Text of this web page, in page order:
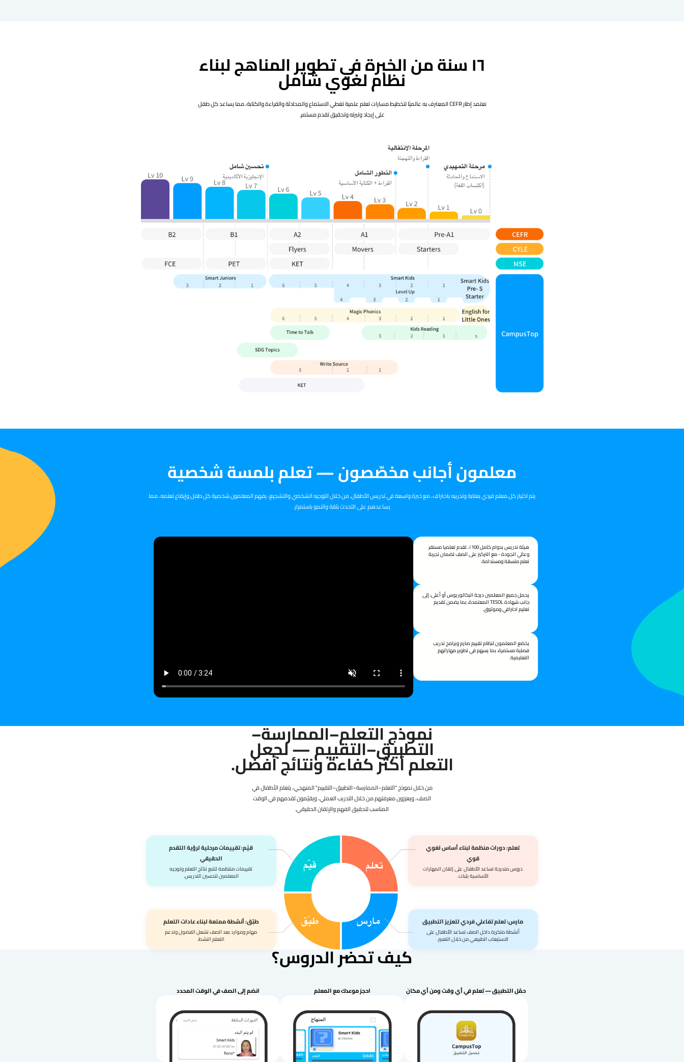
١٦ سنة من الخبرة في تطوير المناهج لبناء
نظام لغوي شامل
نعتمد إطار CEFR المعترف به عالميًا لتخطيط مسارات تعلم علمية تغطي الاستماع والمحادثة والقراءة والكتابة، مما يساعد كل طفل
على إيجاد وتيرته وتحقيق تقدم مستمر.
معلمون أجانب مخصّصون — تعلم بلمسة شخصية
يتم اختيار كل معلم فردي بعناية وتدريبه باحتراف، مع خبرة واسعة في تدريس الأطفال. من خلال التوجيه الشخصي والتشجيع، يفهم المعلمون شخصية كل طفل وإيقاع تعلمه، مما
يساعدهم على التحدث بثقة والنمو باستمرار.
هيئة تدريس بدوام كامل 100٪، تقدم تعلميا مستقر
وعالي الجودة - مع التركيز على الصف لضمان تجربة
تعلم متسقة ومستدامة.
يحمل جميع المعلمين درجة البكالوريوس أو أعلى، إلى
جانب شهادة TESOL المعتمدة، بما يضمن تقديم
تعليم احترافي وموثوق.
يخضع المعلمون لنظام تقييم صارم وبرامج تدريب
فصلية مستمرة، بما يسهم في تطوير مهاراتهم
التعليمية.
نموذج التعلم–الممارسة–
التطبيق–التقييم — لجعل
التعلم أكثر كفاءة ونتائج أفضل.
من خلال نموذج "التعلم–الممارسة–التطبيق–التقييم" المنهجي، يتعلم الأطفال في
الصف، ويعززون معرفتهم من خلال التدريب العملي، ويقيّمون تقدمهم في الوقت
المناسب لتحقيق الفهم والإتقان الحقيقي.
تعلم: دورات منظمة لبناء أساس لغوي
قوي
دروس متدرجة تساعد الأطفال على إتقان المهارات
الأساسية بثبات.
قيّم: تقييمات مرحلية لرؤية التقدم
الحقيقي
تقييمات منتظمة لتتبع نتائج التعلم وتوجيه
المعلمين لتحسين التدريس.
مارس: تعلم تفاعلي فردي لتعزيز التطبيق
أنشطة متكررة داخل الصف تساعد الأطفال على
الاستيعاب الطبيعي من خلال التعبير.
طبّق: أنشطة ممتعة لبناء عادات التعلم
مهام وموارد بعد الصف تشعل الفضول وتدعم
التعلم النشط.
كيف تحضر الدروس؟
حمّل التطبيق — تعلم في أي وقت ومن أي مكان احجز موعدك مع المعلم انضم إلى الصف في الوقت المحدد